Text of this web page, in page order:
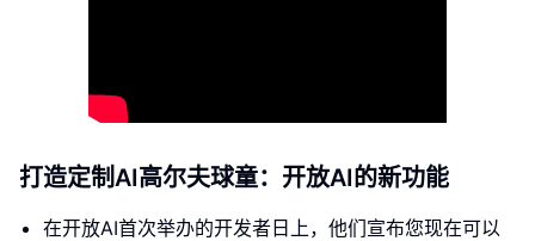
打造定制AI高尔夫球童：开放AI的新功能
在开放AI首次举办的开发者日上，他们宣布您现在可以